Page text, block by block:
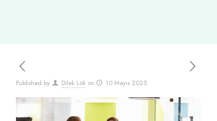
Published by Dilek Lök on 10 Mayıs 2025